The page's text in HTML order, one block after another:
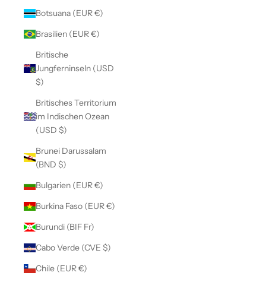
Botsuana (EUR €)
Brasilien (EUR €)
Britische
Jungferninseln (USD
$)
Britisches Territorium
im Indischen Ozean
(USD $)
Brunei Darussalam
(BND $)
Bulgarien (EUR €)
Burkina Faso (EUR €)
Burundi (BIF Fr)
Cabo Verde (CVE $)
Chile (EUR €)